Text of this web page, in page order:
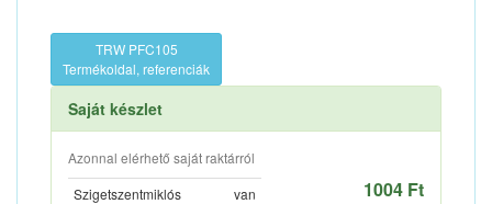
TRW PFC105
Termékoldal, referenciák
Saját készlet
Azonnal elérhető saját raktárról
Szigetszentmiklós
van
1004 Ft